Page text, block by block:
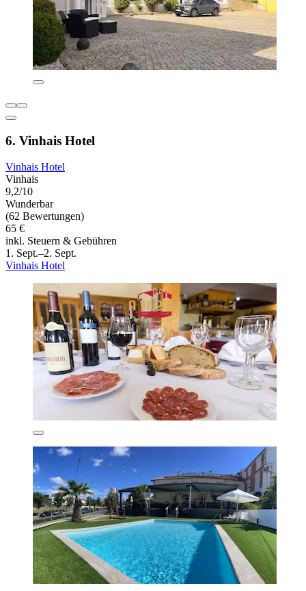
6. Vinhais Hotel
Vinhais Hotel
Vinhais
9,2/10
Wunderbar
(62 Bewertungen)
65 €
inkl. Steuern & Gebühren
1. Sept.–2. Sept.
Vinhais Hotel